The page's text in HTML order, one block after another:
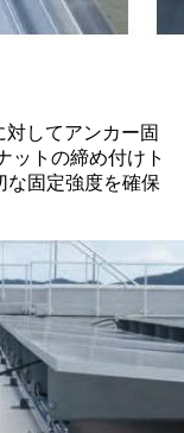
対してアンカー固
ットの締め付けト
な固定強度を確保